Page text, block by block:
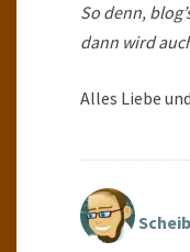
So denn,
dann wird
Alles Liebe